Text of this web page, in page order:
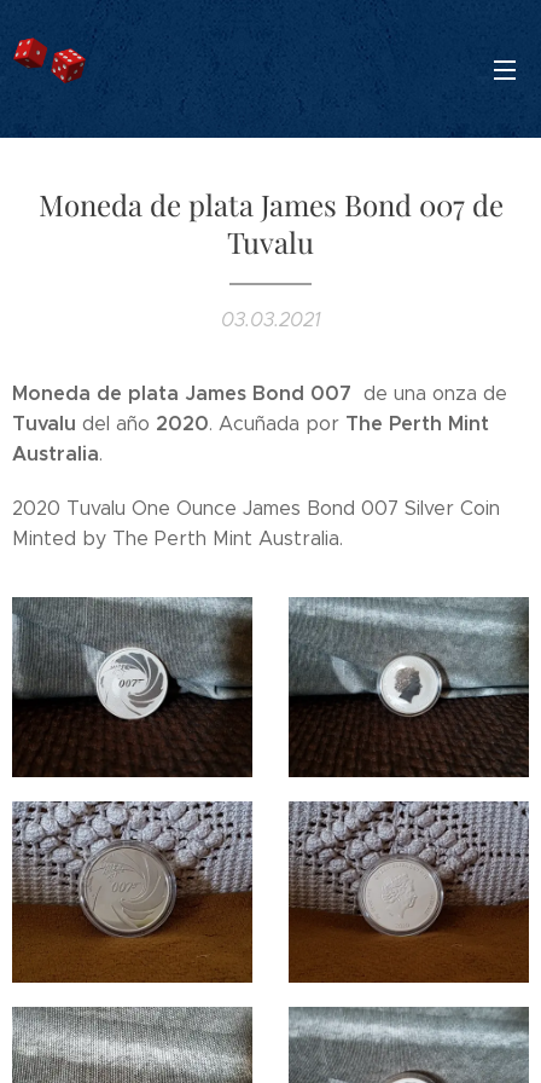
Moneda de plata James Bond 007 de
Tuvalu
03.03.2021
Moneda de plata James Bond 007 de una onza de
Tuvalu del año 2020. Acuñada por The Perth Mint
Australia.
2020 Tuvalu One Ounce James Bond 007 Silver Coin
Minted by The Perth Mint Australia.